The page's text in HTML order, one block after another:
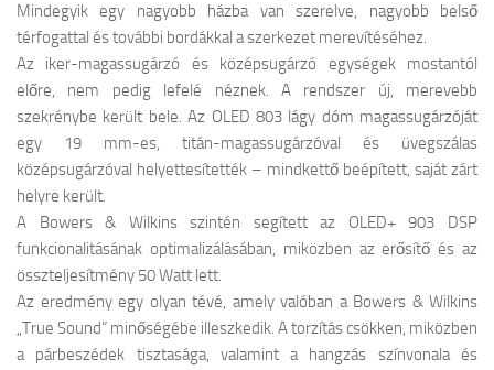
Mindegyik egy nagyobb házba van szerelve, nagyobb belső
térfogattal és további bordákkal a szerkezet merevítéséhez.
Az iker-magassugárzó és középsugárzó egységek mostantól
előre, nem pedig lefelé néznek. A rendszer új, merevebb
szekrénybe került bele. Az OLED 803 lágy dóm magassugárzóját
egy 19 mm-es, titán-magassugárzóval és üvegszálas
középsugárzóval helyettesítették – mindkettő beépített, saját zárt
helyre került.
A Bowers & Wilkins szintén segített az OLED+ 903 DSP
funkcionalitásának optimalizálásában, miközben az erősítő és az
összteljesítmény 50 Watt lett.
Az eredmény egy olyan tévé, amely valóban a Bowers & Wilkins
„True Sound” minőségébe illeszkedik. A torzítás csökken, miközben
a párbeszédek tisztasága, valamint a hangzás színvonala és